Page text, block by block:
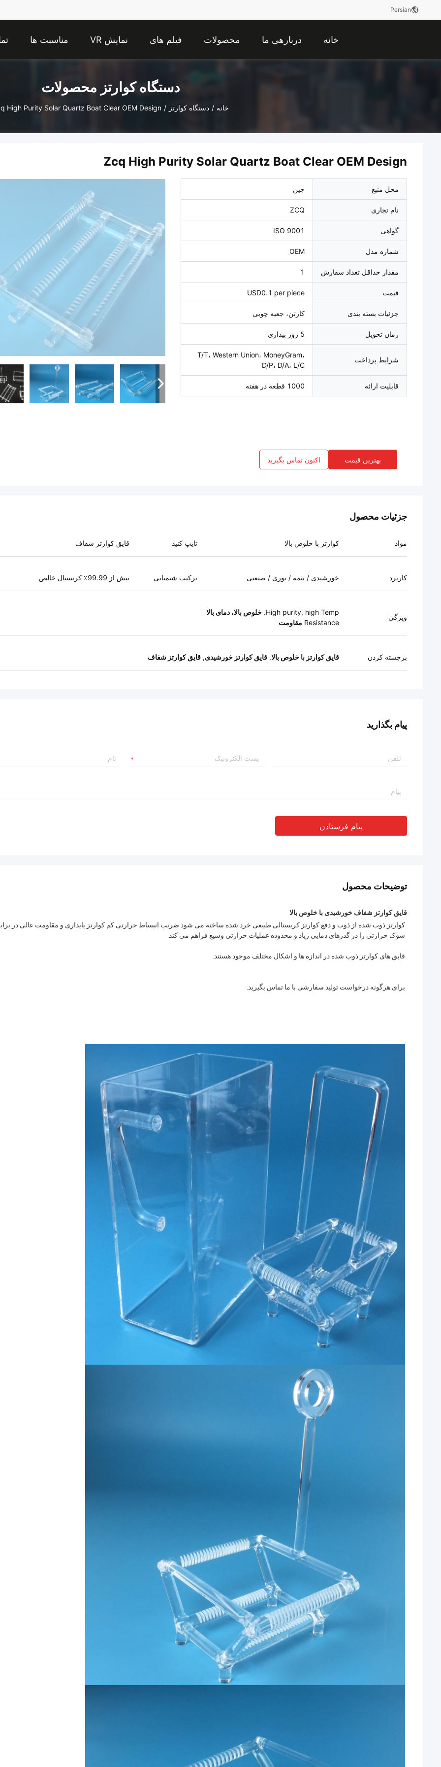
Persian
خانه دربارهی ما محصولات فیلم های نمایش VR مناسبت ها
دستگاه کوارتز محصولات
خانه / دستگاه کوارتز /
High Purity Solar Quartz Boat Clear OEM Design
Zcq High Purity Solar Quartz Boat Clear OEM Design
محل منبع چین
نام تجاری ZCQ
گواهی ISO 9001
شماره مدل OEM
مقدار حداقل تعداد سفارش 1
قیمت USD0.1 per piece
جزئیات بسته بندی کارتن، جعبه چوبی
زمان تحویل 5 روز بیداری
شرایط پرداخت
T/T، Western Union، MoneyGram،
D/P، D/A، L/C
قابلیت ارائه 1000 قطعه در هفته
بهترین قیمت اکنون تماس بگیرید
جزئیات محصول
مواد کوارتز با خلوص بالا تایپ کنید قایق کوارتز شفاف
کاربرد خورشیدی / نیمه / نوری / صنعتی ترکیب شیمیایی بیش از 99.99٪ کریستال خالص
ویژگی
High purity, high Temp. خلوص بالا، دمای بالا
Resistance مقاومت
برجسته کردن قایق کوارتز با خلوص بالا, قایق کوارتز خورشیدی, قایق کوارتز شفاف
پیام بگذارید
پیام فرستادن
توضیحات محصول
قایق کوارتز شفاف خورشیدی با خلوص بالا
شوک حرارتی را در گذرهای دمایی زیاد و محدوده عملیات حرارتی وسیع فراهم می کند.
قایق های کوارتز ذوب شده در اندازه ها و اشکال مختلف موجود هستند.
برای هرگونه درخواست تولید سفارشی با ما تماس بگیرید.